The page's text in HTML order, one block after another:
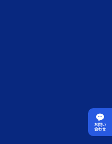
お問い
合わせ